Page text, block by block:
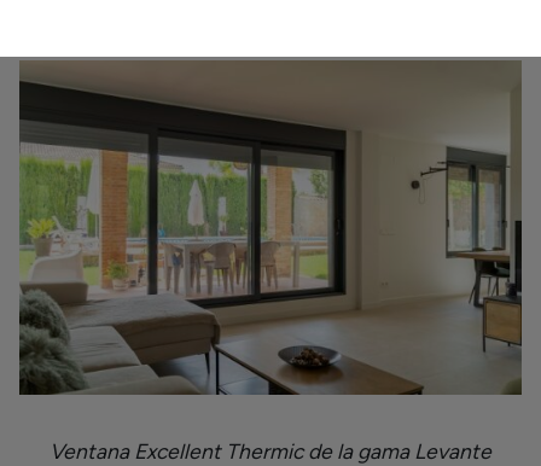
Ventana Excellent Thermic de la gama Levante